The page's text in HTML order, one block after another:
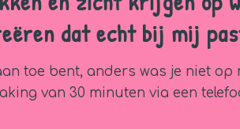
dat echt bij mij
toe bent, anders was je niet
van 30 minuten via een